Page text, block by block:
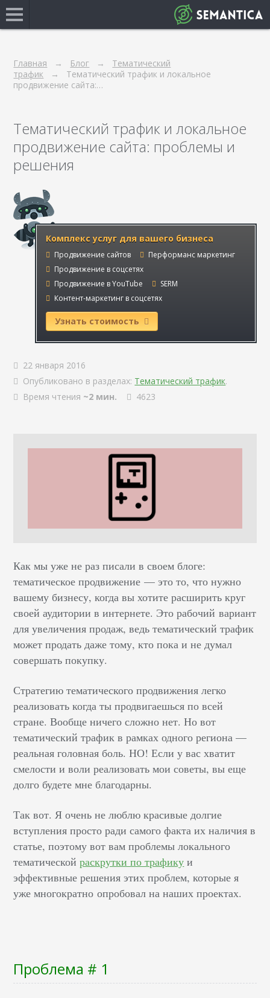
Главная Блог
Тематический
трафик
Тематический трафик и локальное
продвижение сайта:…
Тематический трафик и локальное
продвижение сайта: проблемы и
решения
Комплекс услуг для вашего бизнеса
Продвижение сайтов
Перформанс маркетинг
Продвижение в соцсетях
Продвижение в YouTube
SERM
Контент-маркетинг в соцсетях
Узнать стоимость
22 января 2016
Опубликовано в разделах: Тематический трафик.
Время чтения ~2 мин. 4623
Как мы уже не раз писали в своем блоге:
тематическое продвижение — это то, что нужно
вашему бизнесу, когда вы хотите расширить круг
своей аудитории в интернете. Это рабочий вариант
для увеличения продаж, ведь тематический трафик
может продать даже тому, кто пока и не думал
совершать покупку.
Стратегию тематического продвижения легко
реализовать когда ты продвигаешься по всей
стране. Вообще ничего сложно нет. Но вот
тематический трафик в рамках одного региона —
реальная головная боль. НО! Если у вас хватит
смелости и воли реализовать мои советы, вы еще
долго будете мне благодарны.
Так вот. Я очень не люблю красивые долгие
вступления просто ради самого факта их наличия в
статье, поэтому вот вам проблемы локального
тематическойраскрутки по трафику и
эффективные решения этих проблем, которые я
уже многократно опробовал на наших проектах.
Проблема # 1